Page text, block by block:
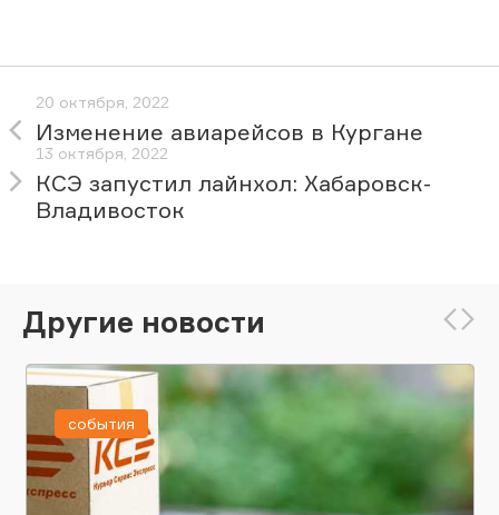
20 октября, 2022
Изменение авиарейсов в Кургане
13 октября, 2022
КСЭ запустил лайнхол: Хабаровск-
Владивосток
Другие новости
события